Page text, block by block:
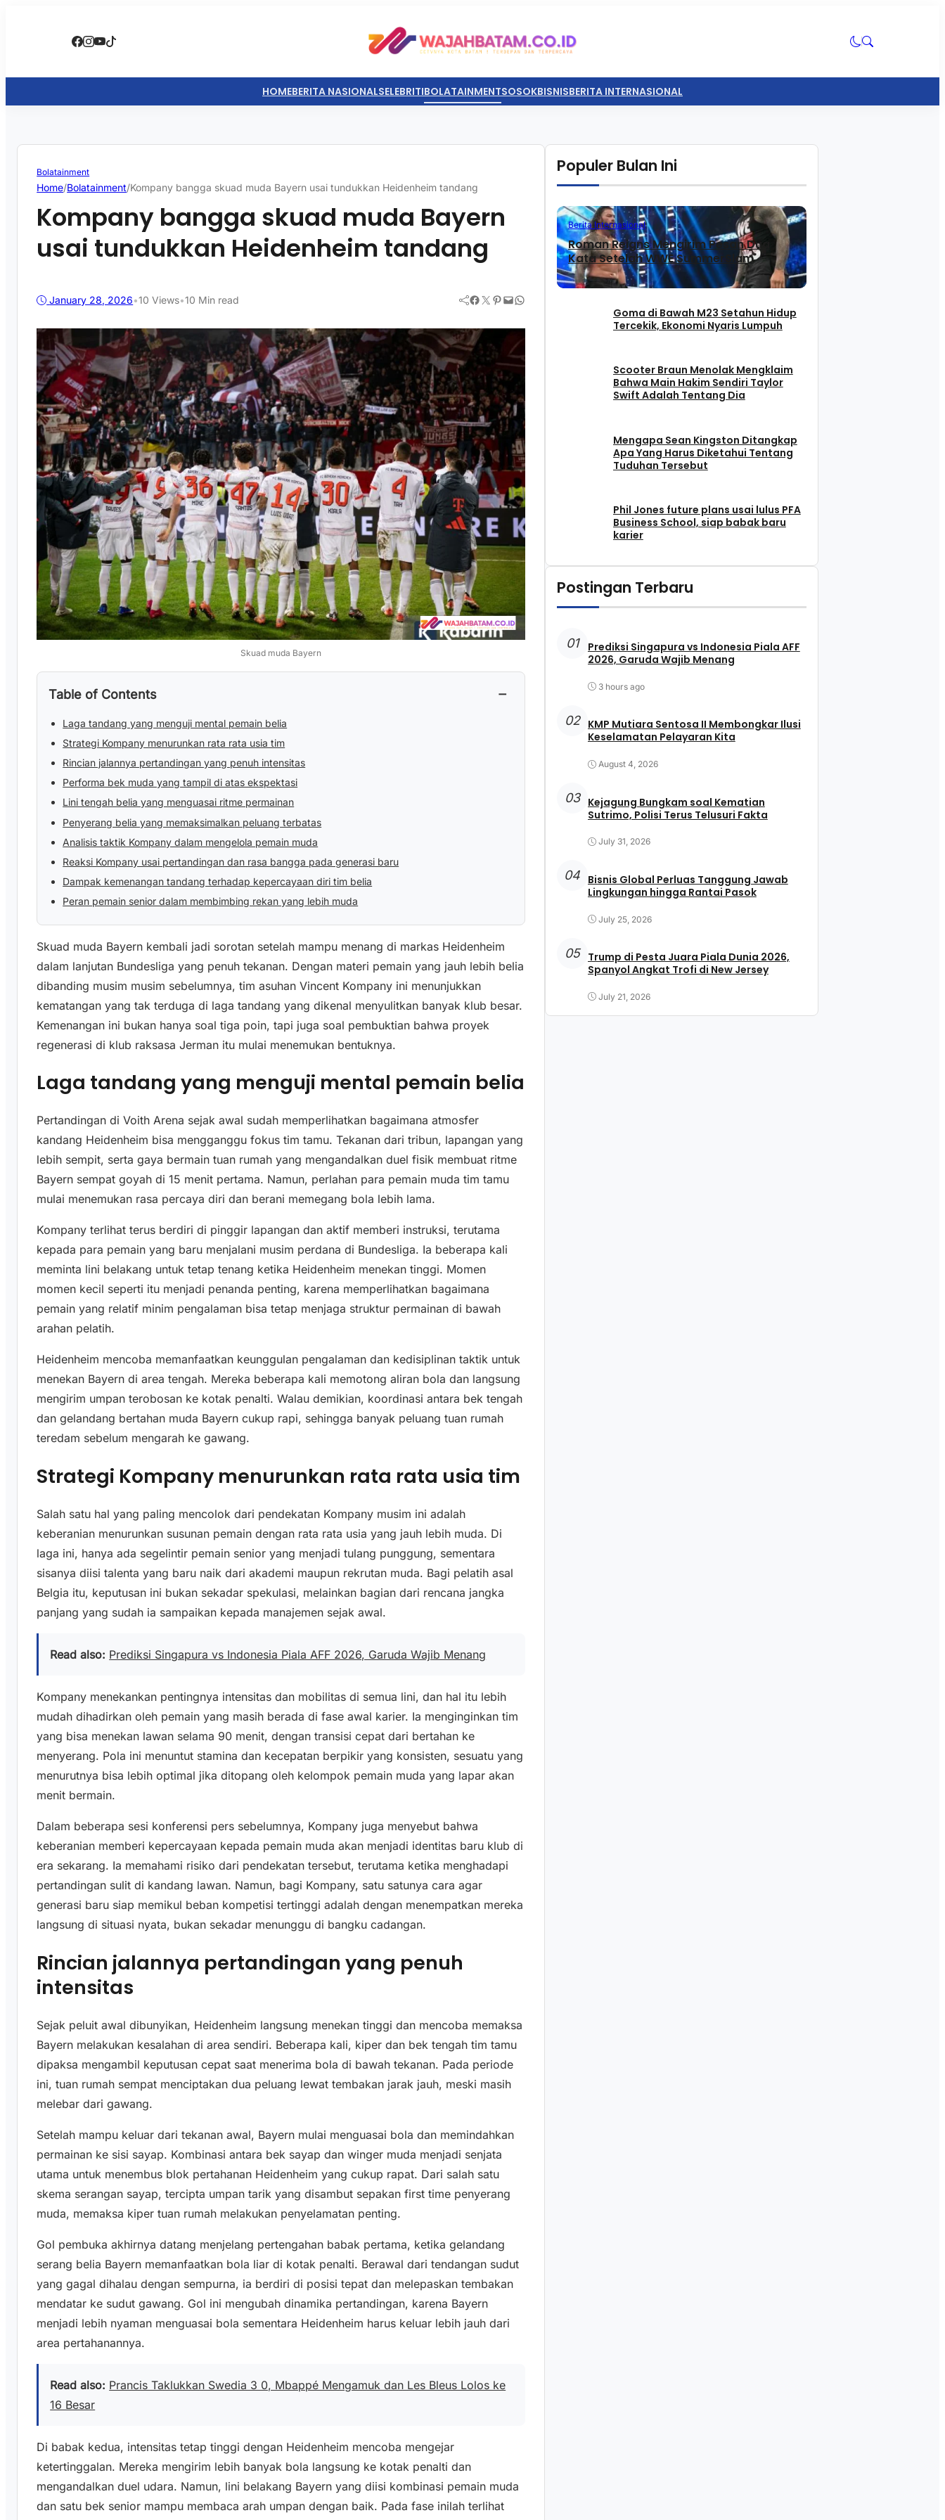
HOMEBERITA NASIONALSELEBRITIBOLATAINMENTSOSOKBISNISBERITA INTERNASIONAL
Bolatainment
Home/Bolatainment/Kompany bangga skuad muda Bayern usai tundukkan Heidenheim tandang
Kompany bangga skuad muda Bayern
usai tundukkan Heidenheim tandang
January 28, 2026•10 Views•10 Min read Facebook Twitter Pinterest Mail WhatsApp
Skuad muda Bayern
Table of Contents −
Laga tandang yang menguji mental pemain belia
Strategi Kompany menurunkan rata rata usia tim
Rincian jalannya pertandingan yang penuh intensitas
Performa bek muda yang tampil di atas ekspektasi
Lini tengah belia yang menguasai ritme permainan
Penyerang belia yang memaksimalkan peluang terbatas
Analisis taktik Kompany dalam mengelola pemain muda
Reaksi Kompany usai pertandingan dan rasa bangga pada generasi baru
Dampak kemenangan tandang terhadap kepercayaan diri tim belia
Peran pemain senior dalam membimbing rekan yang lebih muda
Skuad muda Bayern kembali jadi sorotan setelah mampu menang di markas Heidenheim
dalam lanjutan Bundesliga yang penuh tekanan. Dengan materi pemain yang jauh lebih belia
dibanding musim musim sebelumnya, tim asuhan Vincent Kompany ini menunjukkan
kematangan yang tak terduga di laga tandang yang dikenal menyulitkan banyak klub besar.
Kemenangan ini bukan hanya soal tiga poin, tapi juga soal pembuktian bahwa proyek
regenerasi di klub raksasa Jerman itu mulai menemukan bentuknya.
Laga tandang yang menguji mental pemain belia
Pertandingan di Voith Arena sejak awal sudah memperlihatkan bagaimana atmosfer
kandang Heidenheim bisa mengganggu fokus tim tamu. Tekanan dari tribun, lapangan yang
lebih sempit, serta gaya bermain tuan rumah yang mengandalkan duel fisik membuat ritme
Bayern sempat goyah di 15 menit pertama. Namun, perlahan para pemain muda tim tamu
mulai menemukan rasa percaya diri dan berani memegang bola lebih lama.
Kompany terlihat terus berdiri di pinggir lapangan dan aktif memberi instruksi, terutama
kepada para pemain yang baru menjalani musim perdana di Bundesliga. Ia beberapa kali
meminta lini belakang untuk tetap tenang ketika Heidenheim menekan tinggi. Momen
momen kecil seperti itu menjadi penanda penting, karena memperlihatkan bagaimana
pemain yang relatif minim pengalaman bisa tetap menjaga struktur permainan di bawah
arahan pelatih.
Heidenheim mencoba memanfaatkan keunggulan pengalaman dan kedisiplinan taktik untuk
menekan Bayern di area tengah. Mereka beberapa kali memotong aliran bola dan langsung
mengirim umpan terobosan ke kotak penalti. Walau demikian, koordinasi antara bek tengah
dan gelandang bertahan muda Bayern cukup rapi, sehingga banyak peluang tuan rumah
teredam sebelum mengarah ke gawang.
Strategi Kompany menurunkan rata rata usia tim
Salah satu hal yang paling mencolok dari pendekatan Kompany musim ini adalah
keberanian menurunkan susunan pemain dengan rata rata usia yang jauh lebih muda. Di
laga ini, hanya ada segelintir pemain senior yang menjadi tulang punggung, sementara
sisanya diisi talenta yang baru naik dari akademi maupun rekrutan muda. Bagi pelatih asal
Belgia itu, keputusan ini bukan sekadar spekulasi, melainkan bagian dari rencana jangka
panjang yang sudah ia sampaikan kepada manajemen sejak awal.
Read also: Prediksi Singapura vs Indonesia Piala AFF 2026, Garuda Wajib Menang
Kompany menekankan pentingnya intensitas dan mobilitas di semua lini, dan hal itu lebih
mudah dihadirkan oleh pemain yang masih berada di fase awal karier. Ia menginginkan tim
yang bisa menekan lawan selama 90 menit, dengan transisi cepat dari bertahan ke
menyerang. Pola ini menuntut stamina dan kecepatan berpikir yang konsisten, sesuatu yang
menurutnya bisa lebih optimal jika ditopang oleh kelompok pemain muda yang lapar akan
menit bermain.
Dalam beberapa sesi konferensi pers sebelumnya, Kompany juga menyebut bahwa
keberanian memberi kepercayaan kepada pemain muda akan menjadi identitas baru klub di
era sekarang. Ia memahami risiko dari pendekatan tersebut, terutama ketika menghadapi
pertandingan sulit di kandang lawan. Namun, bagi Kompany, satu satunya cara agar
generasi baru siap memikul beban kompetisi tertinggi adalah dengan menempatkan mereka
langsung di situasi nyata, bukan sekadar menunggu di bangku cadangan.
Rincian jalannya pertandingan yang penuh
intensitas
Sejak peluit awal dibunyikan, Heidenheim langsung menekan tinggi dan mencoba memaksa
Bayern melakukan kesalahan di area sendiri. Beberapa kali, kiper dan bek tengah tim tamu
dipaksa mengambil keputusan cepat saat menerima bola di bawah tekanan. Pada periode
ini, tuan rumah sempat menciptakan dua peluang lewat tembakan jarak jauh, meski masih
melebar dari gawang.
Setelah mampu keluar dari tekanan awal, Bayern mulai menguasai bola dan memindahkan
permainan ke sisi sayap. Kombinasi antara bek sayap dan winger muda menjadi senjata
utama untuk menembus blok pertahanan Heidenheim yang cukup rapat. Dari salah satu
skema serangan sayap, tercipta umpan tarik yang disambut sepakan first time penyerang
muda, memaksa kiper tuan rumah melakukan penyelamatan penting.
Gol pembuka akhirnya datang menjelang pertengahan babak pertama, ketika gelandang
serang belia Bayern memanfaatkan bola liar di kotak penalti. Berawal dari tendangan sudut
yang gagal dihalau dengan sempurna, ia berdiri di posisi tepat dan melepaskan tembakan
mendatar ke sudut gawang. Gol ini mengubah dinamika pertandingan, karena Bayern
menjadi lebih nyaman menguasai bola sementara Heidenheim harus keluar lebih jauh dari
area pertahanannya.
Read also: Prancis Taklukkan Swedia 3 0, Mbappé Mengamuk dan Les Bleus Lolos ke
16 Besar
Di babak kedua, intensitas tetap tinggi dengan Heidenheim mencoba mengejar
ketertinggalan. Mereka mengirim lebih banyak bola langsung ke kotak penalti dan
mengandalkan duel udara. Namun, lini belakang Bayern yang diisi kombinasi pemain muda
dan satu bek senior mampu membaca arah umpan dengan baik. Pada fase inilah terlihat
Populer Bulan Ini
Berita Internasional
Roman Reigns Mengirim Pesan Dua
Kata Setelah WWE SummerSlam
Goma di Bawah M23 Setahun Hidup
Tercekik, Ekonomi Nyaris Lumpuh
Scooter Braun Menolak Mengklaim
Bahwa Main Hakim Sendiri Taylor
Swift Adalah Tentang Dia
Mengapa Sean Kingston Ditangkap
Apa Yang Harus Diketahui Tentang
Tuduhan Tersebut
Phil Jones future plans usai lulus PFA
Business School, siap babak baru
karier
Postingan Terbaru
01
Prediksi Singapura vs Indonesia Piala AFF
2026, Garuda Wajib Menang
3 hours ago
02
KMP Mutiara Sentosa II Membongkar Ilusi
Keselamatan Pelayaran Kita
August 4, 2026
03
Kejagung Bungkam soal Kematian
Sutrimo, Polisi Terus Telusuri Fakta
July 31, 2026
04 Bisnis Global Perluas Tanggung Jawab
Lingkungan hingga Rantai Pasok
July 25, 2026
05
Trump di Pesta Juara Piala Dunia 2026,
Spanyol Angkat Trofi di New Jersey
July 21, 2026